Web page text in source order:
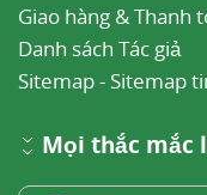
Giao hàng & Thanh
Danh sách Tác giả
Sitemap- Sitemap
Mọi thắc mắc